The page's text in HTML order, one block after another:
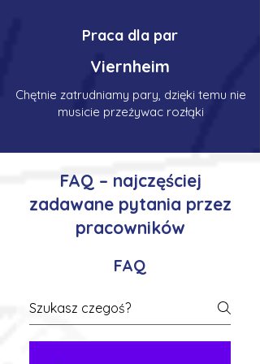
Praca dla par
Viernheim
Chętnie zatrudniamy pary, dzięki temu nie
musicie przeżywac rozłąki
FAQ – najczęściej
zadawane pytania przez
pracowników
FAQ